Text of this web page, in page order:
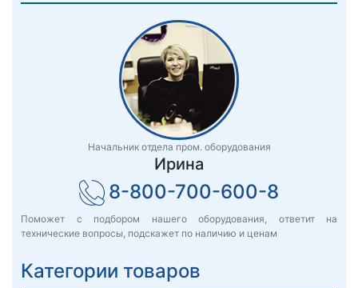
Начальник отдела пром. оборудования
Ирина
8-800-700-600-8
Поможет с подбором нашего оборудования, ответит на
технические вопросы, подскажет по наличию и ценам
Категории товаров